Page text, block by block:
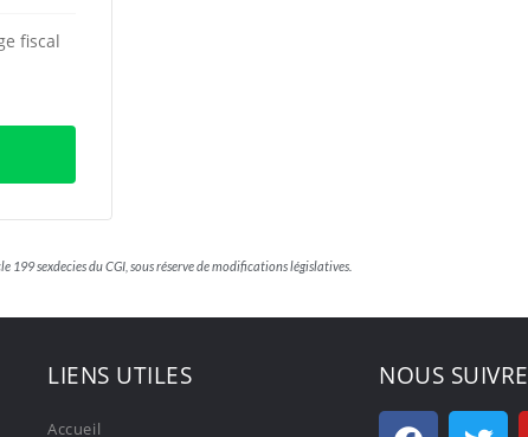
fiscal
du CGI, sous réserve de modifications législatives.
LIENS UTILES
Accueil
NOUS SUIVRE